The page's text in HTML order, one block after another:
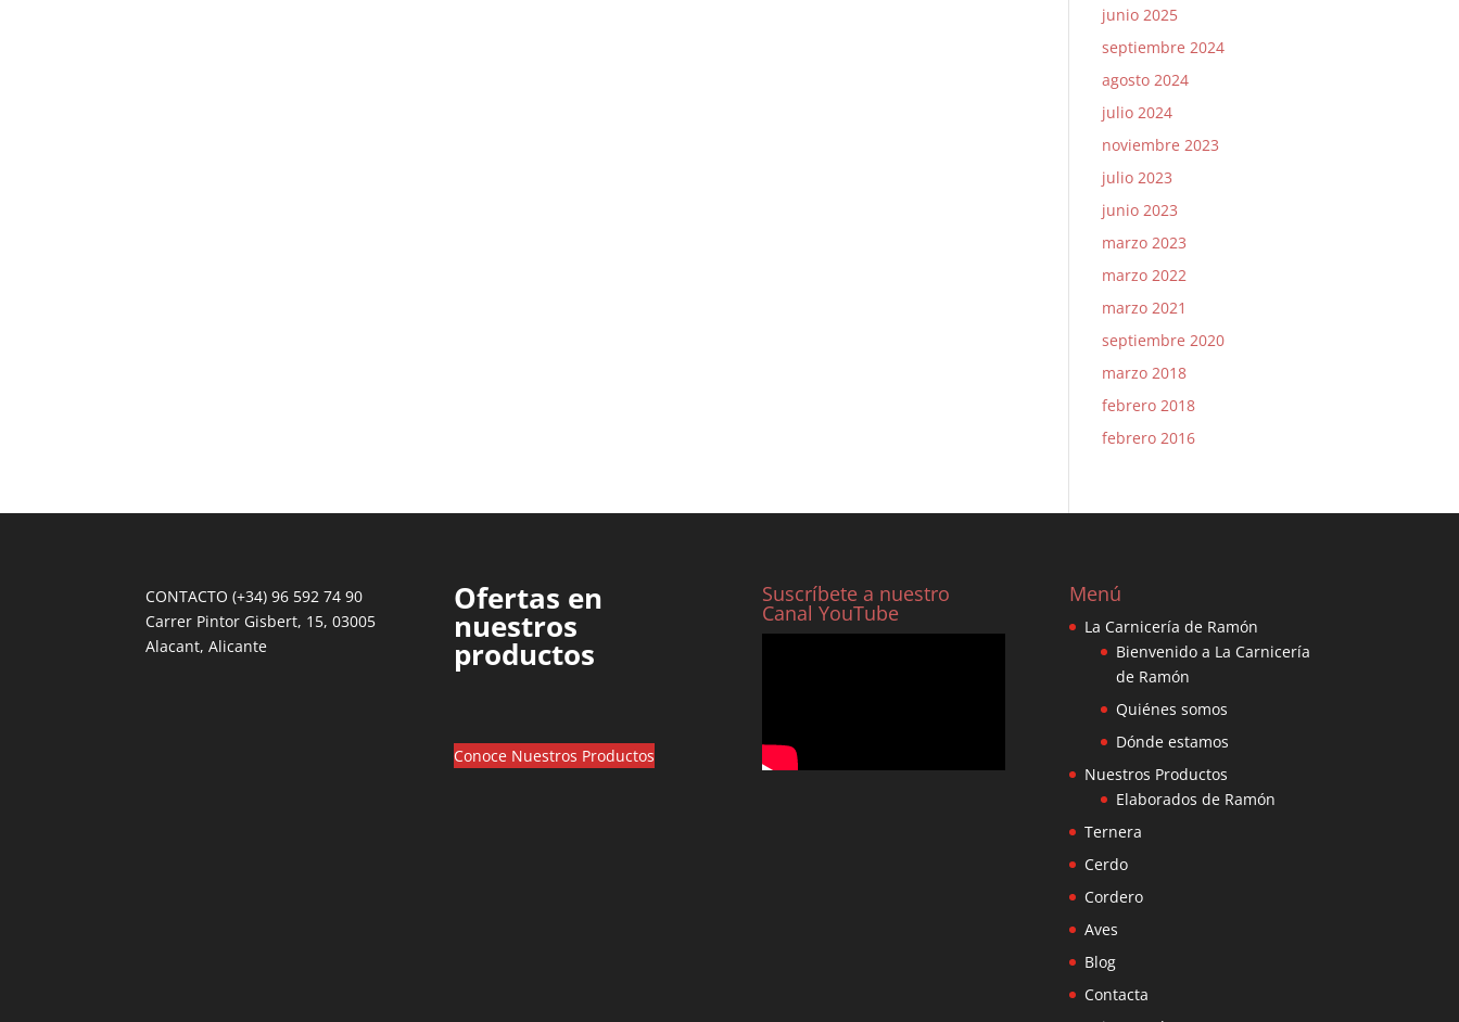
junio 2025
septiembre 2024
agosto 2024
julio 2024
noviembre 2023
julio 2023
junio 2023
marzo 2023
marzo 2022
marzo 2021
septiembre 2020
marzo 2018
febrero 2018
febrero 2016
CONTACTO (+34) 96 592 74 90
Carrer Pintor Gisbert, 15, 03005
Alacant, Alicante
Ofertas en
nuestros
productos
Conoce Nuestros Productos
Suscríbete a nuestro
Canal YouTube
Menú
La Carnicería de Ramón
Bienvenido a La Carnicería
de Ramón
Quiénes somos
Dónde estamos
Nuestros Productos
Elaborados de Ramón
Ternera
Cerdo
Cordero
Aves
Blog
Contacta